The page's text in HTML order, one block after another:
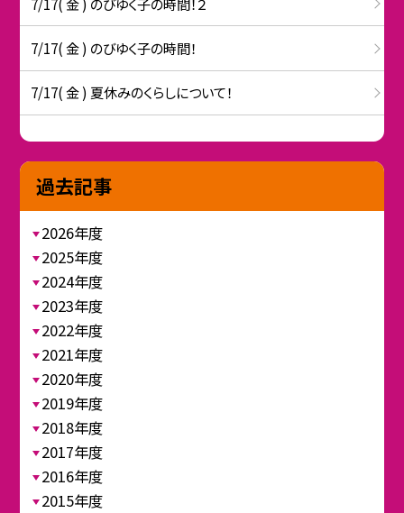
7/17( 金 ) のびゆく子の時間！
7/17( 金 ) 夏休みのくらしについて！
過去記事
2026年度
2025年度
2024年度
2023年度
2022年度
2021年度
2020年度
2019年度
2018年度
2017年度
2016年度
2015年度